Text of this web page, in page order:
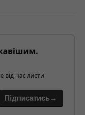
від нас листи
Підписатись→